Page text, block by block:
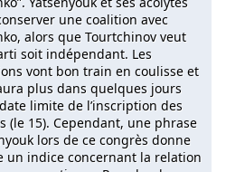
une coalition avec
alors que Tourtchinov veut
soit indépendant. Les
vont bon train en coulisse et
plus dans quelques jours
limite de l’inscription des
(le 15). Cependant, une phrase
lors de ce congrès donne
un indice concernant la relation